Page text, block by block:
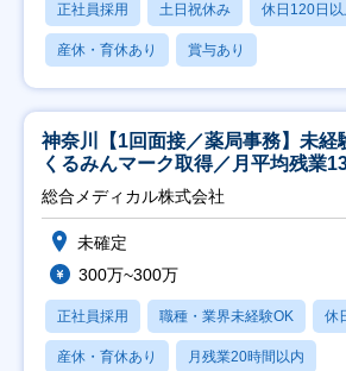
正社員採用 土日祝休み 休日120日以
産休・育休あり 賞与あり
神奈川【1回面接／薬局事務】未経
くるみんマーク取得／月平均残業
総合メディカル株式会社
未確定
300万~300万
正社員採用 職種・業界未経験OK 休
産休・育休あり 月残業20時間以内